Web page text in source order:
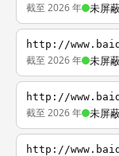
截至 2026 年 未屏
http://
截至 2026 年 未屏
http://
截至 2026 年 未屏
http://